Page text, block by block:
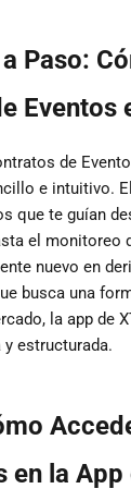
Paso:
Eventos
de
e intuitivo.
que te guían
el monitoreo
nuevo en
busca una
la app de
estructurada.
en la App